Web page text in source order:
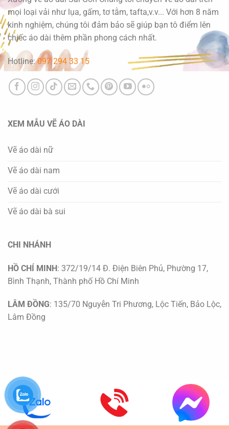
mọi loại vải như lụa, gấm, tơ tằm, tafta,v.v... Với hơn 8 năm
kinh nghiệm, chúng tôi đảm bảo sẽ giúp bạn tô điểm lên
chiếc áo dài thêm phần phong cách nhất.
Hotline:097 294 33 15
XEM MẪU VẼ ÁO DÀI
Vẽ áo dài nữ
Vẽ áo dài nam
Vẽ áo dài cưới
Vẽ áo dài bà sui
CHI NHÁNH
HỒ CHÍ MINH: 372/19/14 Đ. Điện Biên Phủ, Phường 17,
Bình Thạnh, Thành phố Hồ Chí Minh
LÂM ĐỒNG: 135/70 Nguyễn Tri Phương, Lộc Tiến, Bảo Lộc,
Lâm Đồng